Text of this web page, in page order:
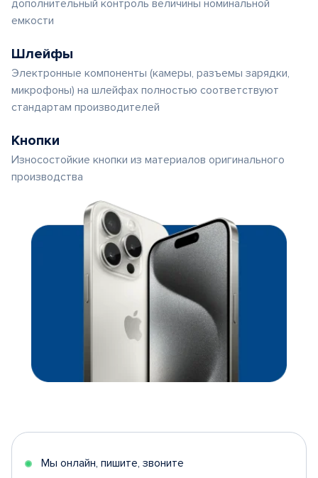
дополнительный контроль величины номинальной
емкости
Шлейфы
Электронные компоненты (камеры, разъемы зарядки,
микрофоны) на шлейфах полностью соответствуют
стандартам производителей
Кнопки
Износостойкие кнопки из материалов оригинального
производства
Мы онлайн, пишите, звоните